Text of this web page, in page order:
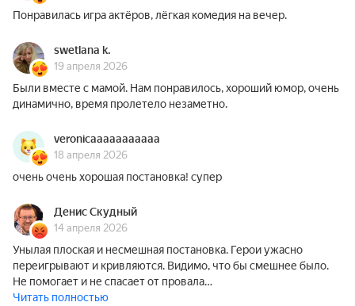
Понравилась игра актёров, лёгкая комедия на вечер.
swetlana k.
19 апреля 2026
Были вместе с мамой. Нам понравилось, хороший юмор, очень
динамично, время пролетело незаметно.
veronicaaaaaaaaaaa
18 апреля 2026
очень очень хорошая постановка! супер
Денис Скудный
14 апреля 2026
Унылая плоская и несмешная постановка. Герои ужасно
переигрывают и кривляются. Видимо, что бы смешнее было.
Не помогает и не спасает от провала…
Читать полностью